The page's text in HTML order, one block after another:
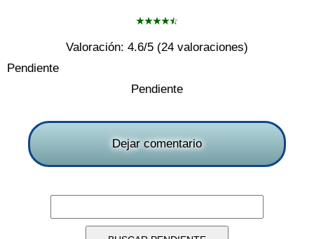
Valoración: 4.6/5 (24 valoraciones)
Pendiente
Pendiente
Dejar comentario